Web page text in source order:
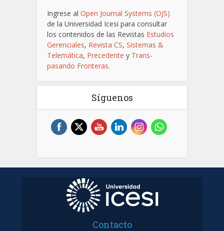
Ingrese al Open Journal Systems (OJS)
de la Universidad Icesi para consultar
los contenidos de las Revistas Estudios
Gerenciales, Revista CS, Sistemas &
Telemática, Precedente y Trans-
pasando Fronteras.
Síguenos
Contacto